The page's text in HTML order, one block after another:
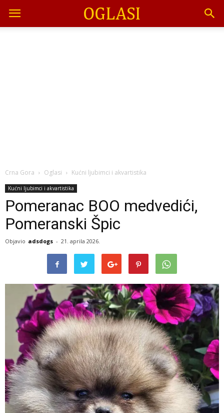
Crna Gora Oglasi Kućni ljubimci i akvartistika
Kućni ljubimci i akvartistika
Pomeranac BOO medvedići,
Pomeranski Špic
Objavio adsdogs - 21. aprila 2026.